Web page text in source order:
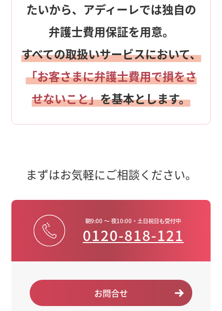
たいから、アディーレでは独自の
弁護士費用保証を用意。
すべての取扱いサービスにおいて、
「お客さまに弁護士費用で損をさ
せないこと」を基本とします。
まずはお気軽にご相談ください。
朝9:00 ～ 夜10:00・土日祝日も受付中
0120-818-121
お問合せ